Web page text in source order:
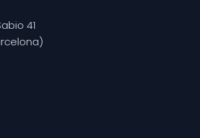
41